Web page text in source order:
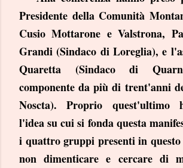
Presidente della Comunità
Cusio Mottarone e Valstrona,
Grandi (Sindaco di Loreglia), e
Quaretta (Sindaco di
componente da più di trent'anni
Noscta). Proprio quest'ultimo
l'idea su cui si fonda questa
i quattro gruppi presenti in
non dimenticare e cercare di